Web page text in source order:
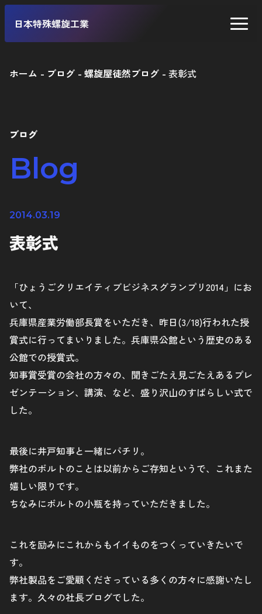
日本特殊螺旋工業
工業製品
ホーム ブログ 螺旋屋徒然ブログ 表彰式
ブログ
Blog
2014.03.19
表彰式
「ひょうごクリエイティブビジネスグランプリ2014」にお
いて、
兵庫県産業労働部長賞をいただき、昨日(3/18)行われた授
賞式に行ってまいりました。兵庫県公館という歴史のある
公館での授賞式。
知事賞受賞の会社の方々の、聞きごたえ見ごたえあるプレ
ゼンテーション、講演、など、盛り沢山のすばらしい式で
した。
最後に井戸知事と一緒にパチリ。
弊社のボルトのことは以前からご存知というで、これまた
嬉しい限りです。
ちなみにボルトの小瓶を持っていただきました。
これを励みにこれからもイイものをつくっていきたいで
す。
弊社製品をご愛顧くださっている多くの方々に感謝いたし
ます。久々の社長ブログでした。